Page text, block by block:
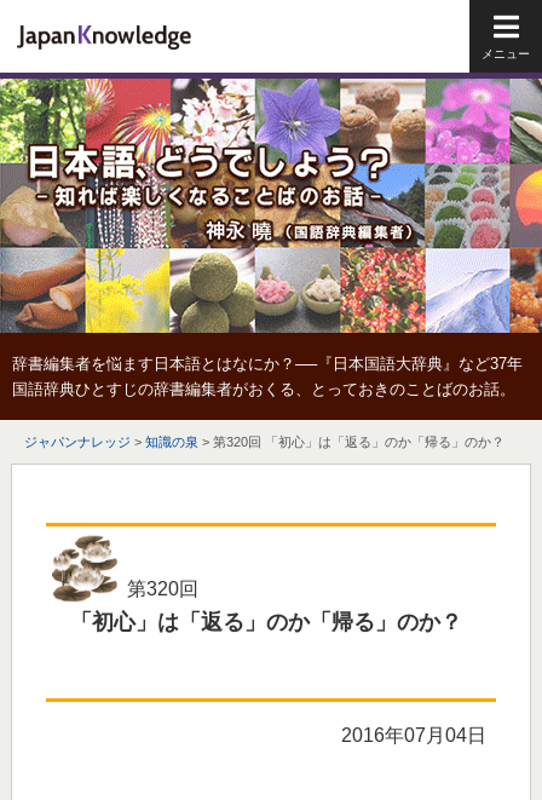
辞書編集者を悩ます日本語とはなにか？──『日本国語大辞典』など37年
国語辞典ひとすじの辞書編集者がおくる、とっておきのことばのお話。
ジャパンナレッジ > 知識の泉 > 第320回 「初心」は「返る」のか「帰る」のか？
第320回
「初心」は「返る」のか「帰る」のか？
2016年07月04日